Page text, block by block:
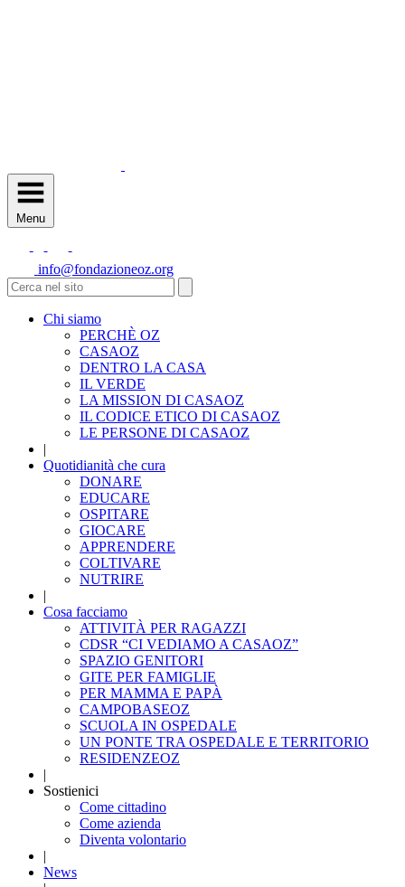
Menu
info@fondazioneoz.org
Chi siamo
PERCHÈ OZ
CASAOZ
DENTRO LA CASA
IL VERDE
LA MISSION DI CASAOZ
IL CODICE ETICO DI CASAOZ
LE PERSONE DI CASAOZ
|
Quotidianità che cura
DONARE
EDUCARE
OSPITARE
GIOCARE
APPRENDERE
COLTIVARE
NUTRIRE
|
Cosa facciamo
ATTIVITÀ PER RAGAZZI
CDSR “CI VEDIAMO A CASAOZ”
SPAZIO GENITORI
GITE PER FAMIGLIE
PER MAMMA E PAPÀ
CAMPOBASEOZ
SCUOLA IN OSPEDALE
UN PONTE TRA OSPEDALE E TERRITORIO
RESIDENZEOZ
|
Sostienici
Come cittadino
Come azienda
Diventa volontario
|
News